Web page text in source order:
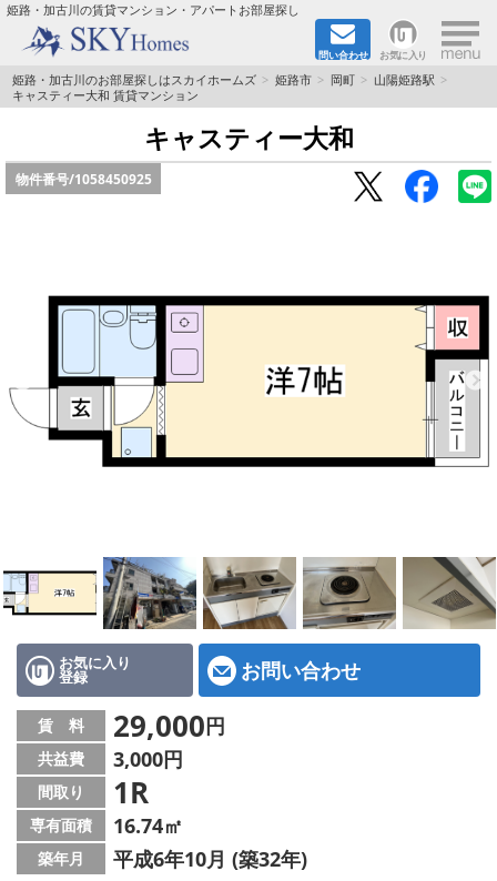
姫路・加古川の賃貸マンション・アパートお部屋探し
問い合わせ お気に入り ×
TOPページ
都市ガス·オール電化
☆新築物件☆
☆ペット飼育可能物件☆
☆ネット無料☆
路線·駅から探す
スタッフ紹介
店舗情報·アクセス
会社概要
メールでお問い合わせ
姫路・加古川のお部屋探しはスカイホームズ 姫路市 岡町
山陽姫路駅
キャスティー大和 賃貸マンション
キャスティー大和
物件番号/1058450925
お気に入り
登録 お問い合わせ
賃 料 29,000円
共益費 3,000円
間取り 1R
専有面積 16.74㎡
築年月 平成6年10月 (築32年)